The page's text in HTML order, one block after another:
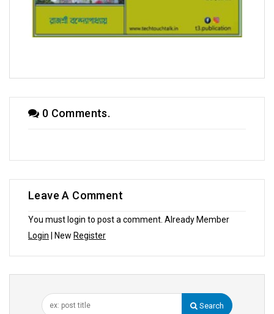
0 Comments.
Leave A Comment
You must login to post a comment. Already Member
Login | New Register
Search